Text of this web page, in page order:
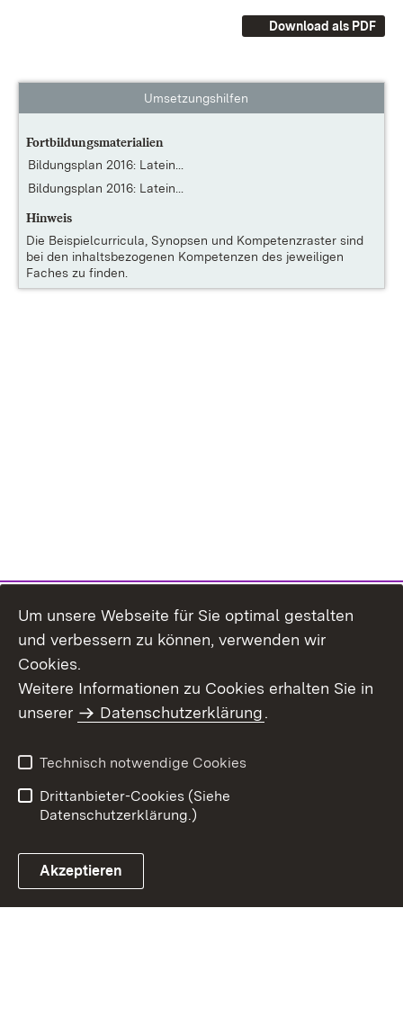
Download als PDF
Umsetzungshilfen
Fortbildungsmaterialien
Bildungsplan 2016: Latein...
Bildungsplan 2016: Latein...
Hinweis
Die Beispielcurricula, Synopsen und Kompetenzraster sind
bei den inhaltsbezogenen Kompetenzen des jeweiligen
Faches zu finden.
Um unsere Webseite für Sie optimal gestalten
und verbessern zu können, verwenden wir
Cookies.
Weitere Informationen zu Cookies erhalten Sie in
unserer
Datenschutzerklärung.
Technisch notwendige Cookies
Drittanbieter-Cookies (Siehe
Datenschutzerklärung.)
Akzeptieren